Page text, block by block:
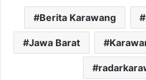
Berita Karawang
Jawa Barat